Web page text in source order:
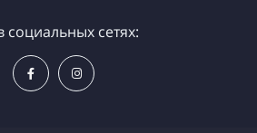
сетях: